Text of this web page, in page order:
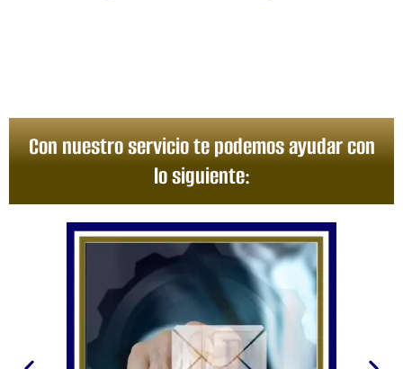
Con nuestro servicio te podemos ayudar con
lo siguiente: